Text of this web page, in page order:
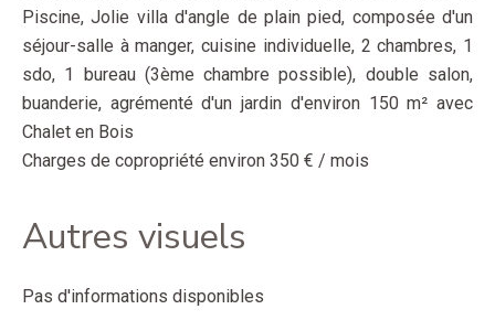
Piscine, Jolie villa d'angle de plain pied, composée d'un
séjour-salle à manger, cuisine individuelle, 2 chambres, 1
sdo, 1 bureau (3ème chambre possible), double salon,
buanderie, agrémenté d'un jardin d'environ 150 m² avec
Chalet en Bois
Charges de copropriété environ 350 € / mois
Autres visuels
Pas d'informations disponibles